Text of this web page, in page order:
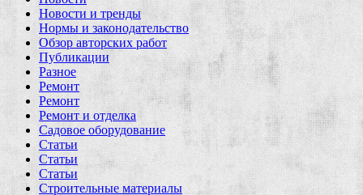
Новости и тренды
Нормы и законодательство
Обзор авторских работ
Публикации
Разное
Ремонт
Ремонт
Ремонт и отделка
Садовое оборудование
Статьи
Статьи
Статьи
Строительные материалы